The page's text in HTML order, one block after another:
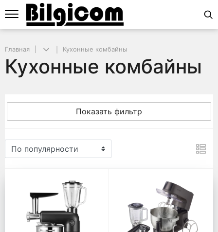
Главная Кухонные комбайны
Кухонные комбайны
Показать фильтр
Кухонные комбайны